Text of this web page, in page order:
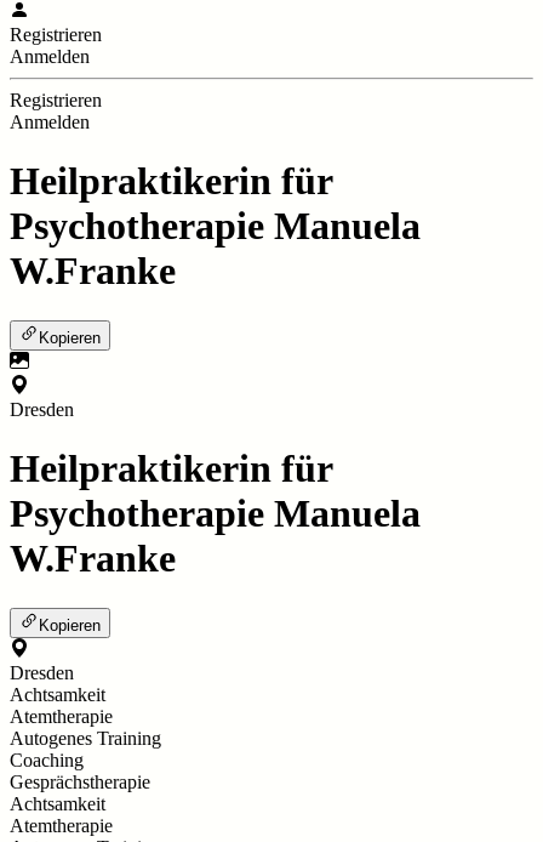
Registrieren
Anmelden
Registrieren
Anmelden
Heilpraktikerin für
Psychotherapie Manuela
W.Franke
Kopieren
Dresden
Heilpraktikerin für
Psychotherapie Manuela
W.Franke
Kopieren
Dresden
Achtsamkeit
Atemtherapie
Autogenes Training
Coaching
Gesprächstherapie
Achtsamkeit
Atemtherapie